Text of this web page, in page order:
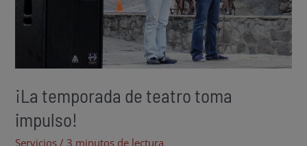
¡La temporada de teatro toma
impulso!
Servicios / 3 minutos de lectura